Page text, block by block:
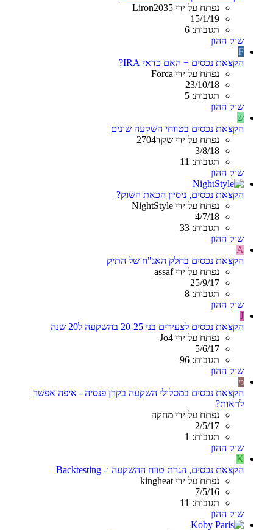
נפתח על ידי Liron2035
15/1/19
תגובות: 6
שוק ההון
F
הקצאת נכסים + האם כדאי IRA?
נפתח על ידי Forca
23/10/18
תגובות: 5
שוק ההון
ש
הקצאת נכסים בטווחי השקעה שונים
נפתח על ידי שקד2704
3/8/18
תגובות: 11
שוק ההון
הקצאת נכסים, ניסיון הכאת השוק?
נפתח על ידי NightStyle
4/7/18
תגובות: 33
שוק ההון
A
הקצאת נכסים בחלק האג"ח של התיק
נפתח על ידי assaf
25/9/17
תגובות: 8
שוק ההון
J
הקצאת נכסים לצעירים בני 20-25 בהשקעה ל20 שנה
נפתח על ידי Jo4
5/6/17
תגובות: 96
שוק ההון
מ
הקצאת נכסים במסלולי השקעה בקרן פנסיה - איפה אפשר
לראות?
נפתח על ידי מחקה
2/5/17
תגובות: 1
שוק ההון
K
הקצאת נכסים, הגרת טווח ההשקעה ו- Backtesting
נפתח על ידי kingheat
7/5/16
תגובות: 11
שוק ההון